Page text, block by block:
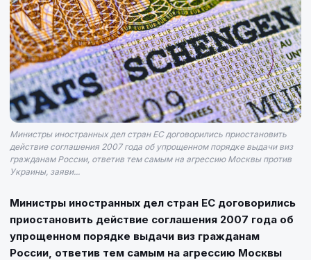
Министры иностранных дел стран ЕС договорились приостановить
действие соглашения 2007 года об упрощенном порядке выдачи виз
гражданам России, ответив тем самым на агрессию Москвы против
Украины, заяви...
Министры иностранных дел стран ЕС договорились
приостановить действие соглашения 2007 года об
упрощенном порядке выдачи виз гражданам
России, ответив тем самым на агрессию Москвы